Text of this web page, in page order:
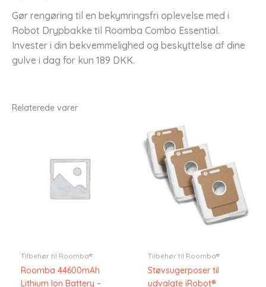
Gør rengøring til en bekymringsfri oplevelse med i
Robot Drypbakke til Roomba Combo Essential.
Invester i din bekvemmelighed og beskyttelse af dine
gulve i dag for kun 189 DKK.
Relaterede varer
Tilbehør til Roomba®
Roomba 44600mAh
Lithium Ion Battery –
Tilbehør til Roomba®
Støvsugerposer til
udvalgte iRobot®